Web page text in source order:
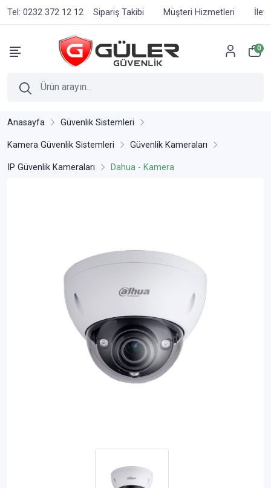
Tel: 0232 372 12 12 Sipariş Takibi Müşteri Hizmetleri
0
Anasayfa Güvenlik Sistemleri
Kamera Güvenlik Sistemleri Güvenlik Kameraları
IP Güvenlik Kameraları Dahua - Kamera